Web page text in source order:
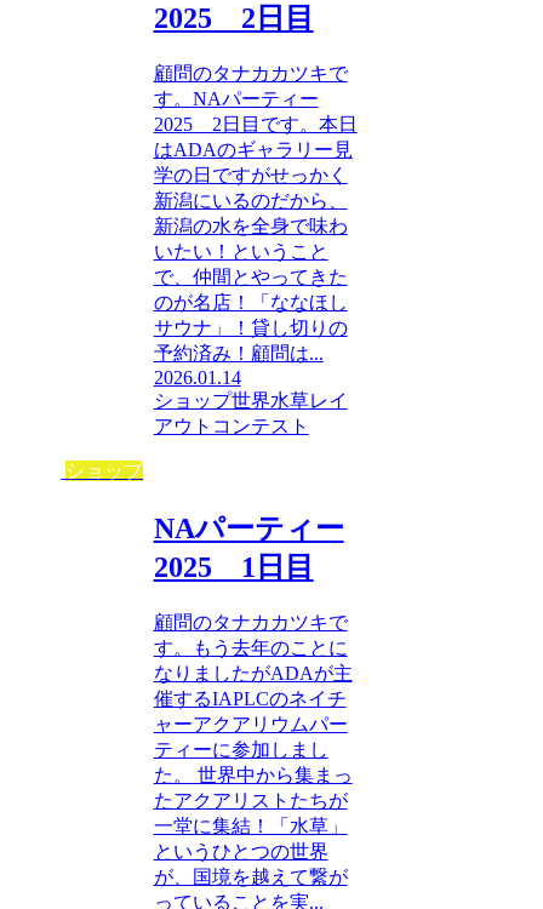
2025 2日目
顧問のタナカカツキで
す。NAパーティー
2025 2日目です。本日
はADAのギャラリー見
学の日ですがせっかく
新潟にいるのだから、
新潟の水を全身で味わ
いたい！ということ
で、仲間とやってきた
のが名店！「ななほし
サウナ」！貸し切りの
予約済み！顧問は...
2026.01.14
ショップ世界水草レイ
アウトコンテスト
ショップ
NAパーティー
2025 1日目
顧問のタナカカツキで
す。もう去年のことに
なりましたがADAが主
催するIAPLCのネイチ
ャーアクアリウムパー
ティーに参加しまし
た。 世界中から集まっ
たアクアリストたちが
一堂に集結！「水草」
というひとつの世界
が、国境を越えて繋が
っていることを実...